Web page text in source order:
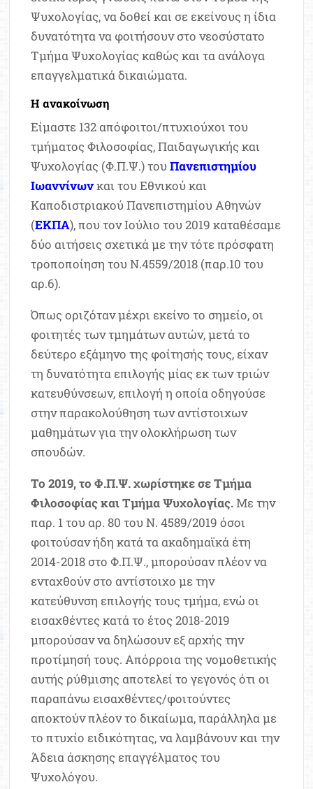
Ψυχολογίας, να δοθεί και σε εκείνους η ίδια
δυνατότητα να φοιτήσουν στο νεοσύστατο
Τμήμα Ψυχολογίας καθώς και τα ανάλογα
επαγγελματικά δικαιώματα.
Η ανακοίνωση
Είμαστε 132 απόφοιτοι/πτυχιούχοι του
τμήματος Φιλοσοφίας, Παιδαγωγικής και
Ψυχολογίας (Φ.Π.Ψ.) τουΠανεπιστημίου
Ιωαννίνωνκαι του Εθνικού και
Καποδιστριακού Πανεπιστημίου Αθηνών
(ΕΚΠΑ), που τον Ιούλιο του 2019 καταθέσαμε
δύο αιτήσεις σχετικά με την τότε πρόσφατη
τροποποίηση του Ν.4559/2018 (παρ.10 του
αρ.6).
Όπως οριζόταν μέχρι εκείνο το σημείο, οι
φοιτητές των τμημάτων αυτών, μετά το
δεύτερο εξάμηνο της φοίτησής τους, είχαν
τη δυνατότητα επιλογής μίας εκ των τριών
κατευθύνσεων, επιλογή η οποία οδηγούσε
στην παρακολούθηση των αντίστοιχων
μαθημάτων για την ολοκλήρωση των
σπουδών.
Το 2019, το Φ.Π.Ψ. χωρίστηκε σε Τμήμα
Φιλοσοφίας και Τμήμα Ψυχολογίας.Με την
παρ. 1 του αρ. 80 του Ν. 4589/2019 όσοι
φοιτούσαν ήδη κατά τα ακαδημαϊκά έτη
2014-2018 στο Φ.Π.Ψ., μπορούσαν πλέον να
ενταχθούν στο αντίστοιχο με την
κατεύθυνση επιλογής τους τμήμα, ενώ οι
εισαχθέντες κατά το έτος 2018-2019
μπορούσαν να δηλώσουν εξ αρχής την
προτίμησή τους. Απόρροια της νομοθετικής
αυτής ρύθμισης αποτελεί το γεγονός ότι οι
παραπάνω εισαχθέντες/φοιτούντες
αποκτούν πλέον το δικαίωμα, παράλληλα με
το πτυχίο ειδικότητας, να λαμβάνουν και την
Άδεια άσκησης επαγγέλματος του
Ψυχολόγου.